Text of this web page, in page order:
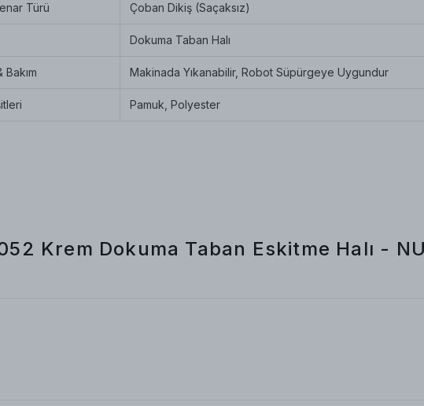
Türü Çoban Dikiş (Saçaksız)
Dokuma Taban Halı
Bakım Makinada Yıkanabilir, Robot Süpürgeye Uygundur
Pamuk, Polyester
Krem Dokuma Taban Eskitme Halı -